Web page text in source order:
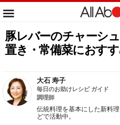
豚レバーのチャーシ
置き・常備菜におすす
大石 寿子
毎日のお助けレシピ ガイド
調理師
伝統料理を基本にした新料
どで活動中。